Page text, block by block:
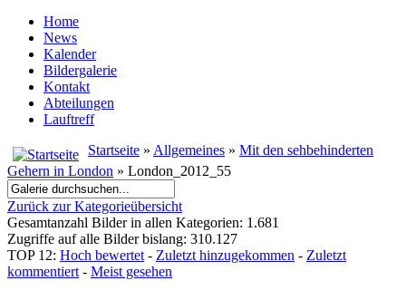
Home
News
Kalender
Bildergalerie
Kontakt
Abteilungen
Lauftreff
Startseite » Allgemeines » Mit den sehbehinderten
Gehern in London » London_2012_55
Zurück zur Kategorieübersicht
Gesamtanzahl Bilder in allen Kategorien: 1.681
Zugriffe auf alle Bilder bislang: 310.127
TOP 12: Hoch bewertet- Zuletzt hinzugekommen - Zuletzt
kommentiert- Meist gesehen